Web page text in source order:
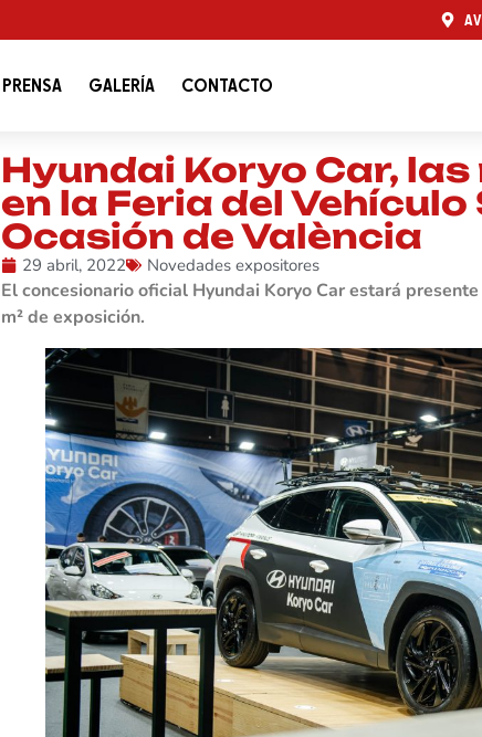
PRENSA GALERÍA CONTACTO
Hyundai Koryo Car,
en la Feria del
Ocasión de València
29 abril, 2022 Novedades expositores
El concesionario oficial Hyundai Koryo Car estará
m² de exposición.